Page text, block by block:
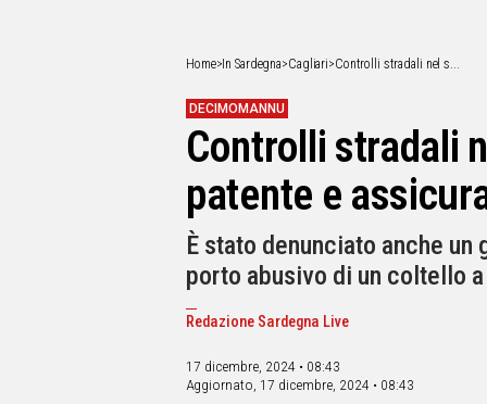
Home> In Sardegna>Cagliari>Controlli stradali nel s...
DECIMOMANNU
Controlli stradali
patente e
È stato denunciato anche
porto abusivo di un coltello
Redazione Sardegna Live
17 dicembre, 2024 • 08:43
Aggiornato, 17 dicembre, 2024 • 08:43